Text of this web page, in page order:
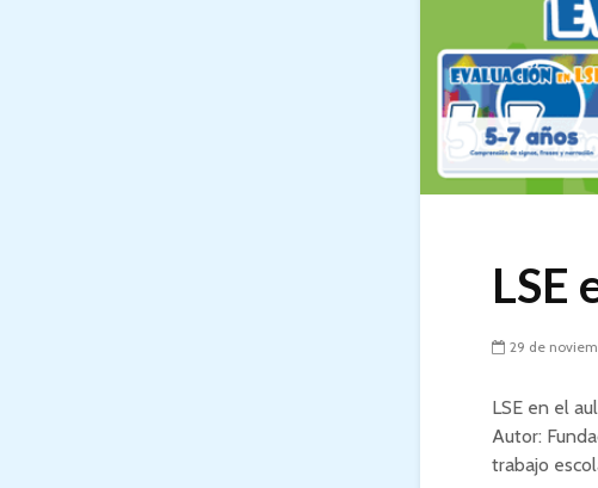
LSE
29 de
LSE en el
Autor:
trabajo